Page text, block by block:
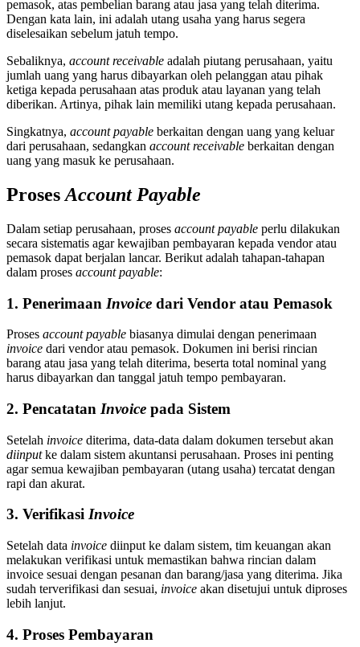
pemasok, atas pembelian barang atau jasa yang telah diterima.
Dengan kata lain, ini adalah utang usaha yang harus segera
diselesaikan sebelum jatuh tempo.
Sebaliknya, account receivable adalah piutang perusahaan, yaitu
jumlah uang yang harus dibayarkan oleh pelanggan atau pihak
ketiga kepada perusahaan atas produk atau layanan yang telah
diberikan. Artinya, pihak lain memiliki utang kepada perusahaan.
Singkatnya, account payable berkaitan dengan uang yang keluar
dari perusahaan, sedangkan account receivable berkaitan dengan
uang yang masuk ke perusahaan.
Proses Account Payable
Dalam setiap perusahaan, proses account payable perlu dilakukan
secara sistematis agar kewajiban pembayaran kepada vendor atau
pemasok dapat berjalan lancar. Berikut adalah tahapan-tahapan
dalam proses account payable:
1. Penerimaan Invoice dari Vendor atau Pemasok
Proses account payable biasanya dimulai dengan penerimaan
invoice dari vendor atau pemasok. Dokumen ini berisi rincian
barang atau jasa yang telah diterima, beserta total nominal yang
harus dibayarkan dan tanggal jatuh tempo pembayaran.
2. Pencatatan Invoice pada Sistem
Setelah invoice diterima, data-data dalam dokumen tersebut akan
diinputke dalam sistem akuntansi perusahaan. Proses ini penting
agar semua kewajiban pembayaran (utang usaha) tercatat dengan
rapi dan akurat.
3. Verifikasi Invoice
Setelah data invoice diinput ke dalam sistem, tim keuangan akan
melakukan verifikasi untuk memastikan bahwa rincian dalam
invoice sesuai dengan pesanan dan barang/jasa yang diterima. Jika
sudah terverifikasi dan sesuai, invoice akan disetujui untuk diproses
lebih lanjut.
4. Proses Pembayaran